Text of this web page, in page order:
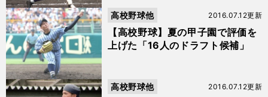
【高校野球】夏の甲子園で評価を
上げた「16人のドラフト候補」
2016.07.12更新
高校野球他
2016.07.12更新
高校野球他